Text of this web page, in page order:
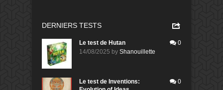
DERNIERS TESTS
Le test de Hutan
14/08/2025 by Shanouillette
0
Le test de Inventions:
0